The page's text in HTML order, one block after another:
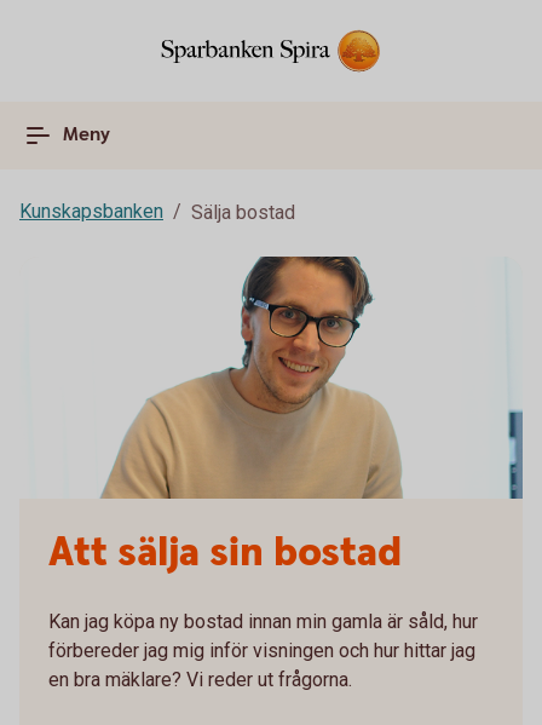
Meny
Kunskapsbanken Sälja bostad
Att sälja sin bostad
Kan jag köpa ny bostad innan min gamla är såld, hur
förbereder jag mig inför visningen och hur hittar jag
en bra mäklare? Vi reder ut frågorna.